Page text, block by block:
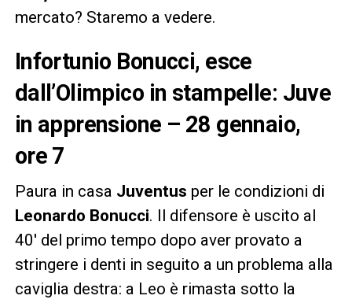
mercato? Staremo a vedere.
Infortunio Bonucci, esce
dall’Olimpico in stampelle: Juve
in apprensione – 28 gennaio,
ore 7
Paura in casa Juventus per le condizioni di
Leonardo Bonucci. Il difensore è uscito al
40′ del primo tempo dopo aver provato a
stringere i denti in seguito a un problema alla
caviglia destra: a Leo è rimasta sotto la